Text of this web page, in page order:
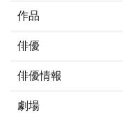
作品
俳優
俳優情報
劇場